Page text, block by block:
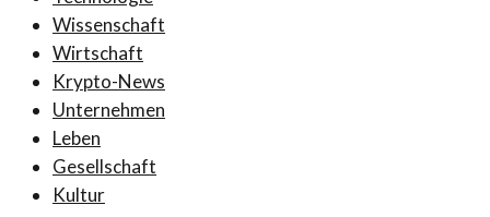
Wissenschaft
Wirtschaft
Krypto-News
Unternehmen
Leben
Gesellschaft
Kultur